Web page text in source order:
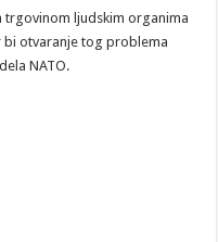
trgovinom ljudskim organima
bi otvaranje tog problema
NATO.